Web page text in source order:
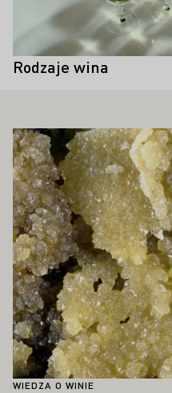
Rodzaje wina
ZAINTERESOWAĆ
WIEDZA O WINIE
Proszę dowiedzieć się więcej